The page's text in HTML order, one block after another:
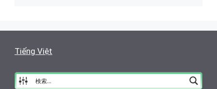
Tiếng Việt